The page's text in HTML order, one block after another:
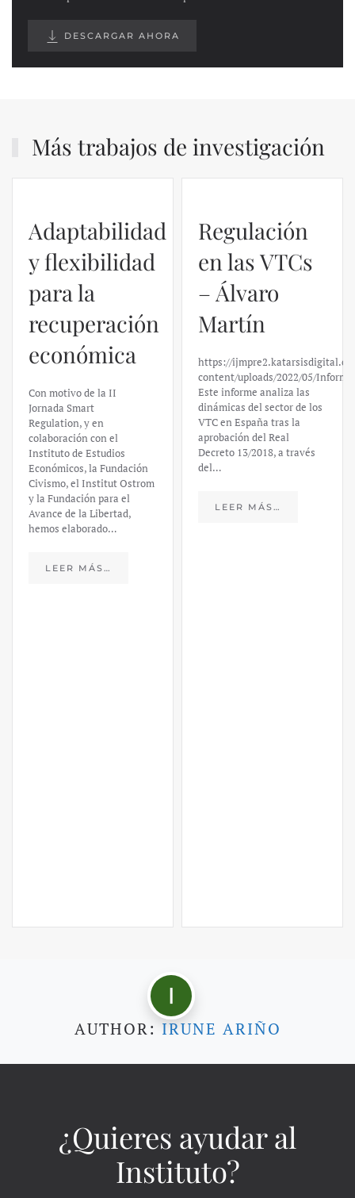
DESCARGAR AHORA
Más trabajos de investigación
Adaptabilidad
y flexibilidad
para la
recuperación
económica
Con motivo de la II
Jornada Smart
Regulation, y en
colaboración con el
Instituto de Estudios
Económicos, la Fundación
Civismo, el Institut Ostrom
y la Fundación para el
Avance de la Libertad,
hemos elaborado…
LEER MÁS…
Regulación
en las VTCs
– Álvaro
Martín
https://
content/uploads/2022/05/
Este informe analiza las
dinámicas del sector de los
VTC en España tras la
aprobación del Real
Decreto 13/2018, a través
del…
LEER MÁS…
AUTHOR: IRUNE ARIÑO
¿Quieres ayudar al
Instituto?